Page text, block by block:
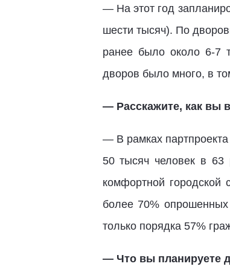
— На этот год
шести тысяч). По
ранее было около 6-7
дворов было много, в
— Расскажите, как вы
— В рамках
50 тысяч человек в 63
комфортной городской
более 70%
только порядка 57%
— Что вы планируете